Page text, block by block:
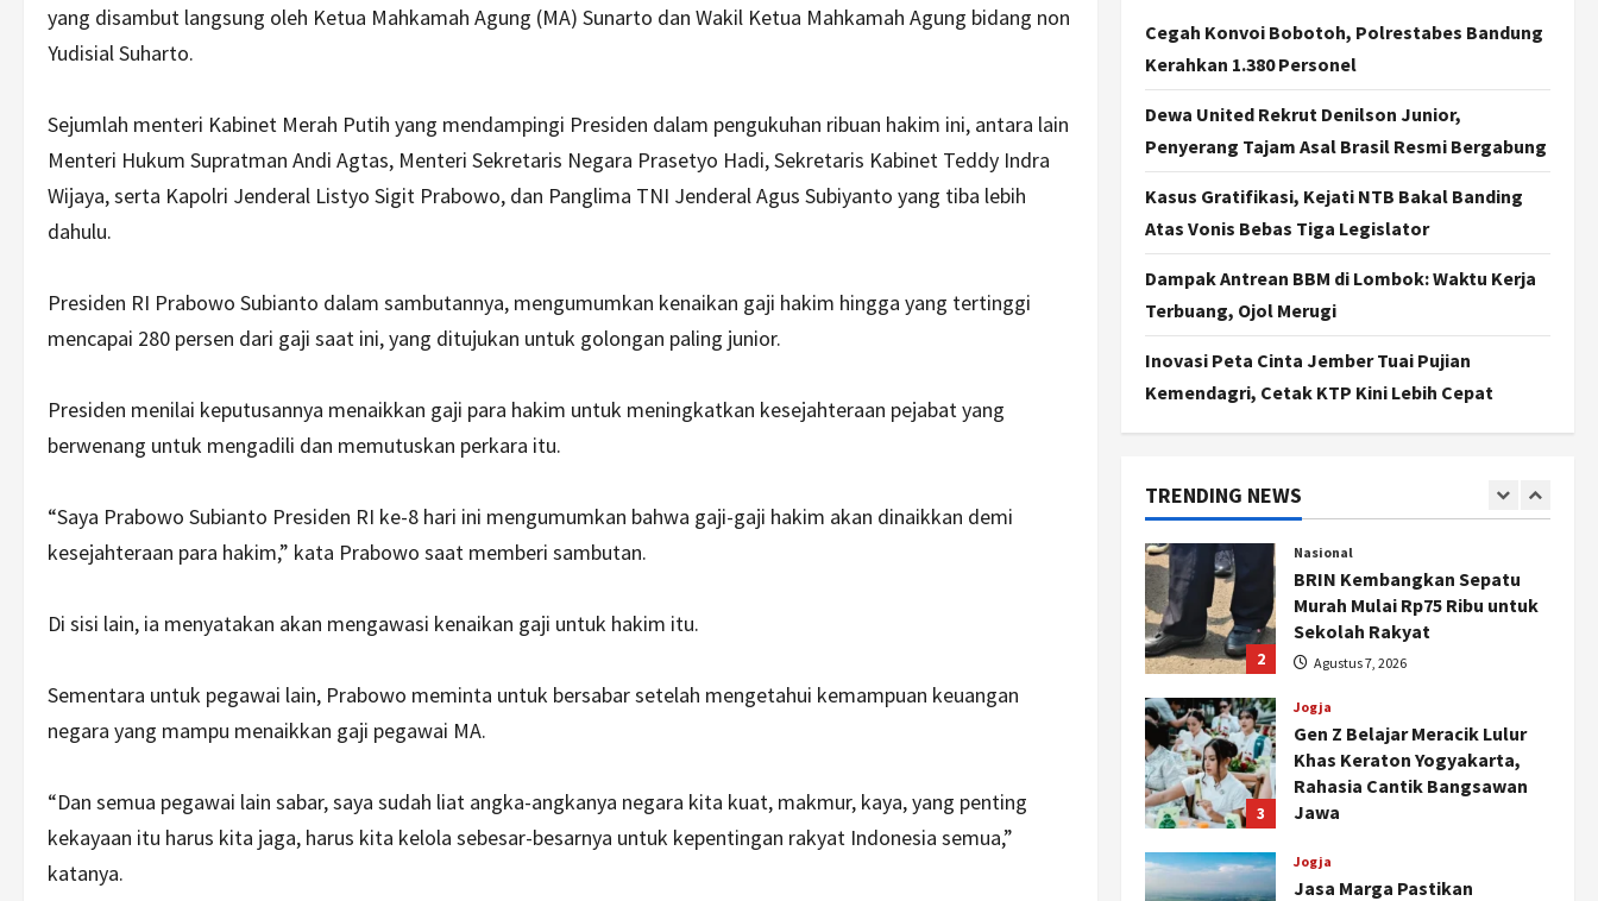
yang disambut langsung oleh Ketua Mahkamah Agung (MA) Sunarto dan Wakil Ketua Mahkamah Agung bidang non
Yudisial Suharto.
Sejumlah menteri Kabinet Merah Putih yang mendampingi Presiden dalam pengukuhan ribuan hakim ini, antara lain
Menteri Hukum Supratman Andi Agtas, Menteri Sekretaris Negara Prasetyo Hadi, Sekretaris Kabinet Teddy Indra
Wijaya, serta Kapolri Jenderal Listyo Sigit Prabowo, dan Panglima TNI Jenderal Agus Subiyanto yang tiba lebih
dahulu.
Presiden RI Prabowo Subianto dalam sambutannya, mengumumkan kenaikan gaji hakim hingga yang tertinggi
mencapai 280 persen dari gaji saat ini, yang ditujukan untuk golongan paling junior.
Presiden menilai keputusannya menaikkan gaji para hakim untuk meningkatkan kesejahteraan pejabat yang
berwenang untuk mengadili dan memutuskan perkara itu.
“Saya Prabowo Subianto Presiden RI ke-8 hari ini mengumumkan bahwa gaji-gaji hakim akan dinaikkan demi
kesejahteraan para hakim,” kata Prabowo saat memberi sambutan.
Di sisi lain, ia menyatakan akan mengawasi kenaikan gaji untuk hakim itu.
Sementara untuk pegawai lain, Prabowo meminta untuk bersabar setelah mengetahui kemampuan keuangan
negara yang mampu menaikkan gaji pegawai MA.
“Dan semua pegawai lain sabar, saya sudah liat angka-angkanya negara kita kuat, makmur, kaya, yang penting
kekayaan itu harus kita jaga, harus kita kelola sebesar-besarnya untuk kepentingan rakyat Indonesia semua,”
katanya.
Cegah Konvoi Bobotoh, Polrestabes Bandung
Kerahkan 1.380 Personel
Dewa United Rekrut Denilson Junior,
Penyerang Tajam Asal Brasil Resmi Bergabung
Kasus Gratifikasi, Kejati NTB Bakal Banding
Atas Vonis Bebas Tiga Legislator
Dampak Antrean BBM di Lombok: Waktu Kerja
Terbuang, Ojol Merugi
Inovasi Peta Cinta Jember Tuai Pujian
Kemendagri, Cetak KTP Kini Lebih Cepat
TRENDING NEWS
3
Jawa
Agustus 6, 2026
4
Jogja
Jasa Marga Pastikan
Pembangunan Tol Jogja-
Solo Segera Rampung,
Progres 98 Persen
Agustus 6, 2026
Politik
Karwito Komitmen Perbaikan
Jalan Desa Sidomukti dengan
Cor Beton Bertahap
Agustus 6, 2026
1
Politik
Segera Keluar
2
Nasional
BRIN Kembangkan Sepatu
Murah Mulai Rp75 Ribu untuk
Sekolah Rakyat
Agustus 7, 2026
3
Jogja
Gen Z Belajar Meracik Lulur
Khas Keraton Yogyakarta,
Rahasia Cantik Bangsawan
Jawa
Jogja
Jasa Marga Pastikan